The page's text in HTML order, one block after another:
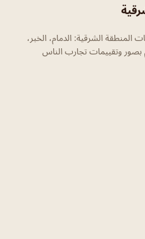
المنطقة الشرقية: الدمام، الخبر،
بصور وتقييمات تجارب الناس